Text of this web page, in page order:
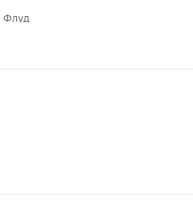
Флуд